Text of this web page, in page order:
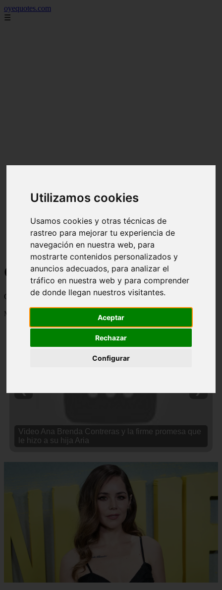
Utilizamos cookies
Usamos cookies y otras técnicas de
rastreo para mejorar tu experiencia de
navegación en nuestra web, para
mostrarte contenidos personalizados y
anuncios adecuados, para analizar el
tráfico en nuestra web y para comprender
de donde llegan nuestros visitantes.
Aceptar
Rechazar
Configurar
oyequotes.com
☰
Curiosidades y Sabias que
Cosas curiosas, curiosidades, noticias impactantes y mucho mas
Mostrando 1 - 24 de 2838 artículos
Video Ana Brenda Contreras y la firme promesa que
le hizo a su hija Aria